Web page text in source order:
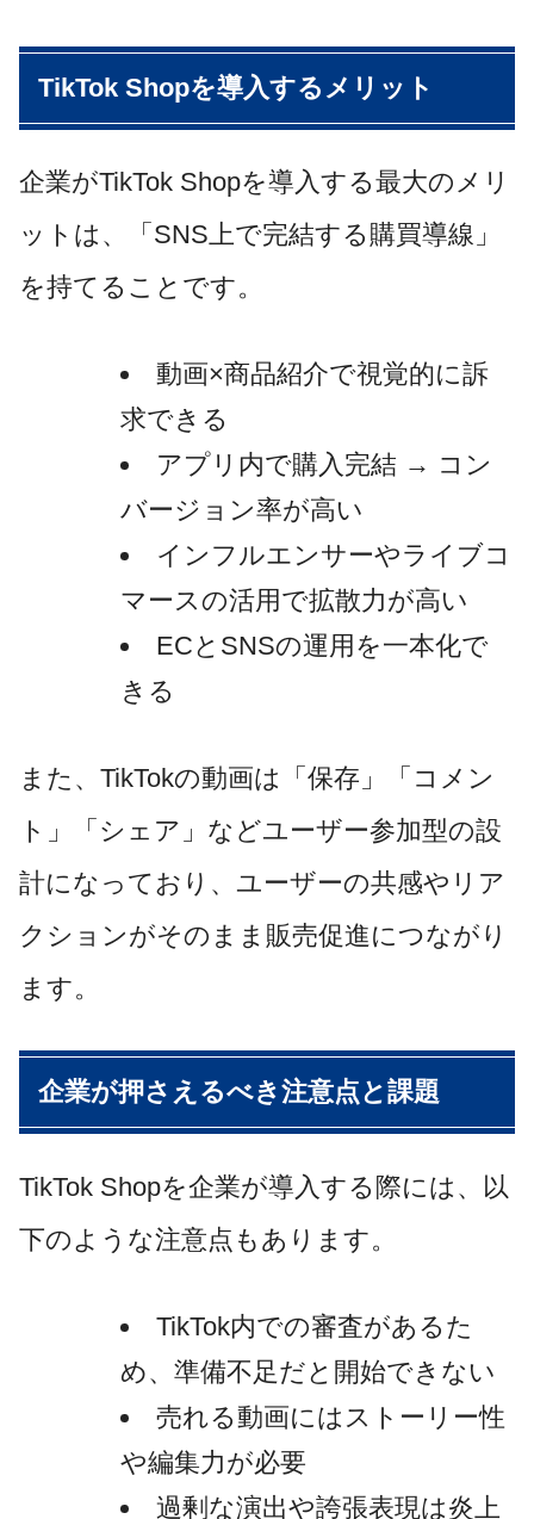
TikTok Shopを導入するメリット
企業がTikTok Shopを導入する最大のメリ
ットは、「SNS上で完結する購買導線」
を持てることです。
動画×商品紹介で視覚的に訴
求できる
アプリ内で購入完結 → コン
バージョン率が高い
インフルエンサーやライブコ
マースの活用で拡散力が高い
ECとSNSの運用を一本化で
きる
また、TikTokの動画は「保存」「コメン
ト」「シェア」などユーザー参加型の設
計になっており、ユーザーの共感やリア
クションがそのまま販売促進につながり
ます。
企業が押さえるべき注意点と課題
TikTok Shopを企業が導入する際には、以
下のような注意点もあります。
TikTok内での審査があるた
め、準備不足だと開始できない
売れる動画にはストーリー性
や編集力が必要
過剰な演出や誇張表現は炎上